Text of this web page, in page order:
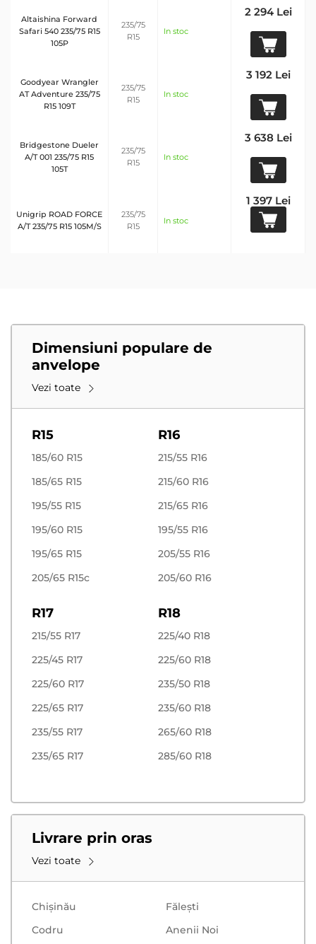
Altaishina Forward
Safari 540 235/75 R15
105P
235/75
R15
In stoc
2 294 Lei
Goodyear Wrangler
AT Adventure 235/75
R15 109T
235/75
R15
In stoc
3 192 Lei
Bridgestone Dueler
A/T 001 235/75 R15
105T
235/75
R15
In stoc
3 638 Lei
Unigrip ROAD FORCE
A/T 235/75 R15 105M/S
235/75
R15
In stoc
1 397 Lei
Dimensiuni populare de
anvelope
Vezi toate
R15
185/60 R15
185/65 R15
195/55 R15
195/60 R15
195/65 R15
205/65 R15c
R16
215/55 R16
215/60 R16
215/65 R16
195/55 R16
205/55 R16
205/60 R16
R17
215/55 R17
225/45 R17
225/60 R17
225/65 R17
235/55 R17
235/65 R17
R18
225/40 R18
225/60 R18
235/50 R18
235/60 R18
265/60 R18
285/60 R18
Livrare prin oras
Vezi toate
Chișinău
Făleşti
Codru
Anenii Noi